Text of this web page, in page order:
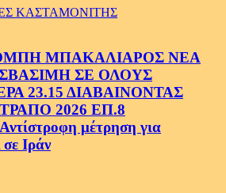
ΚΑΣΤΑΜΟΝΙΤΗΣ
ΜΠΑΚΑΛΙΑΡΟΣ ΝΕΑ
ΣΕ ΟΛΟΥΣ
23.15 ΔΙΑΒΑΙΝΟΝΤΑΣ
2026 ΕΠ.8
μέτρηση για
Ιράν